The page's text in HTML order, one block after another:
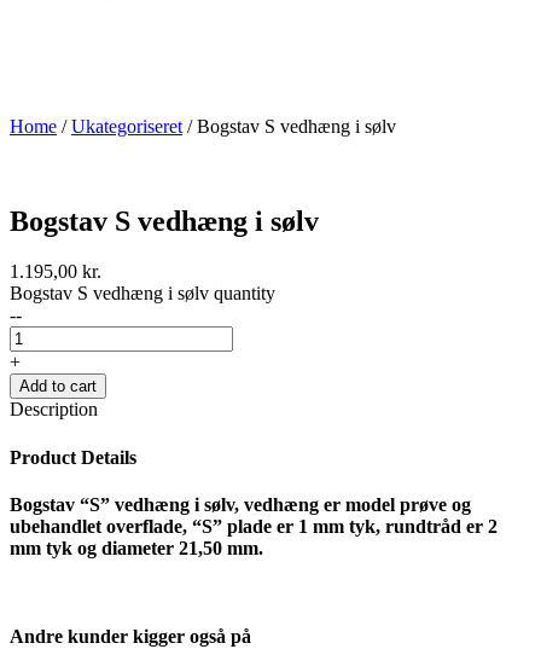
Home /Ukategoriseret / Bogstav S vedhæng i sølv
Bogstav S vedhæng i sølv
1.195,00 kr.
Bogstav S vedhæng i sølv quantity
--
+
Add to cart
Description
Product Details
Bogstav “S” vedhæng i sølv, vedhæng er model prøve og
ubehandlet overflade, “S” plade er 1 mm tyk, rundtråd er 2
mm tyk og diameter 21,50 mm.
Andre kunder kigger også på